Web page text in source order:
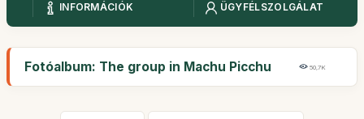
INFORMÁCIÓK
ÜGYFÉLSZOLGÁLAT
Fotóalbum: The group in Machu Picchu 50,7K